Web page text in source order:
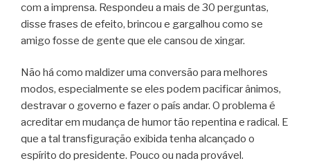
com a imprensa. Respondeu a mais de 30 perguntas,
disse frases de efeito, brincou e gargalhou como se
amigo fosse de gente que ele cansou de xingar.
Não há como maldizer uma conversão para melhores
modos, especialmente se eles podem pacificar ânimos,
destravar o governo e fazer o país andar. O problema é
acreditar em mudança de humor tão repentina e radical. E
que a tal transfiguração exibida tenha alcançado o
espírito do presidente. Pouco ou nada provável.